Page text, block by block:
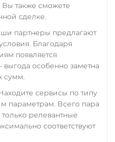
СБП RUB
Счет ИП/ООО
RUB USD EUR
Тинькофф
RUB
УкрСиббанк UAH
Фридом Банк KZT
Центр Кредит KZT
Вы также сможете
сделке.
партнеры предлагают
Благодаря
появляется
выгода особенно заметна
сумм.
сервисы по типу
параметрам. Всего пара
релевантные
соответствуют